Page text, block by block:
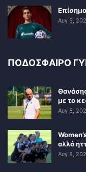
Αυγ 5,
ΠΟΔΟΣΦΑΙΡΟ
με το
Αυγ 8,
αλλά
Αυγ 8,